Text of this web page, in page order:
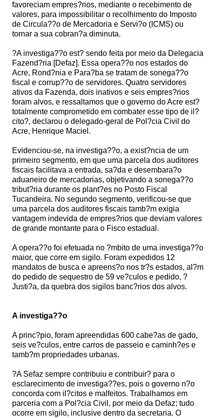
favoreciam empres?rios, mediante o recebimento de
valores, para impossibilitar o recolhimento do Imposto
de Circula??o de Mercadoria e Servi?o (ICMS) ou
tornar a sua cobran?a diminuta.
?A investiga??o est? sendo feita por meio da Delegacia
Fazend?ria [Defaz]. Essa opera??o nos estados do
Acre, Rond?nia e Para?ba se tratam de sonega??o
fiscal e corrup??o de servidores. Quatro servidores
ativos da Fazenda, dois inativos e seis empres?rios
foram alvos, e ressaltamos que o governo do Acre est?
totalmente comprometido em combater esse tipo de il?
cito?, declarou o delegado-geral de Pol?cia Civil do
Acre, Henrique Maciel.
Evidenciou-se, na investiga??o, a exist?ncia de um
primeiro segmento, em que uma parcela dos auditores
fiscais facilitava a entrada, sa?da e desembara?o
aduaneiro de mercadorias, objetivando a sonega??o
tribut?ria durante os plant?es no Posto Fiscal
Tucandeira. No segundo segmento, verificou-se que
uma parcela dos auditores fiscais tamb?m exigia
vantagem indevida de empres?rios que deviam valores
de grande montante para o Fisco estadual.
A opera??o foi efetuada no ?mbito de uma investiga??o
maior, que corre em sigilo. Foram expedidos 12
mandatos de busca e apreens?o nos tr?s estados, al?m
do pedido de sequestro de 59 ve?culos e pedido, ?
Justi?a, da quebra dos sigilos banc?rios dos alvos.
A investiga??o
A princ?pio, foram apreendidas 600 cabe?as de gado,
seis ve?culos, entre carros de passeio e caminh?es e
tamb?m propriedades urbanas.
?A Sefaz sempre contribuiu e contribuir? para o
esclarecimento de investiga??es, pois o governo n?o
concorda com il?citos e malfeitos. Trabalhamos em
parceria com a Pol?cia Civil, por meio da Defaz; tudo
ocorre em sigilo, inclusive dentro da secretaria. O